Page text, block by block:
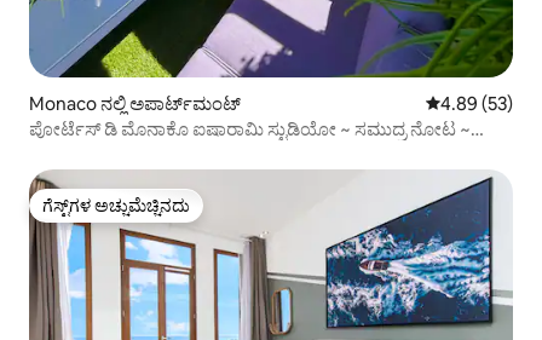
Monaco ನಲ್ಲಿ ಅಪಾರ್ಟ್‌ಮಂಟ್ 5 ರಲ್ಲಿ 4.89
4.89 (53)
ಪೋರ್ಟೆಸ್ ಡಿ ಮೊನಾಕೊ ಐಷಾರಾಮಿ ಸ್ಟುಡಿಯೋ ~ ಸಮುದ್ರ ನೋಟ ~
ಗೆಸ್ಟ್‌ಗಳ ಅಚ್ಚುಮೆಚ್ಚಿನದು
ಗೆಸ್ಟ್‌ಗಳ ಅಚ್ಚುಮೆಚ್ಚಿನದು